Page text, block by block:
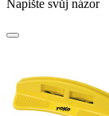
Napište svůj názor